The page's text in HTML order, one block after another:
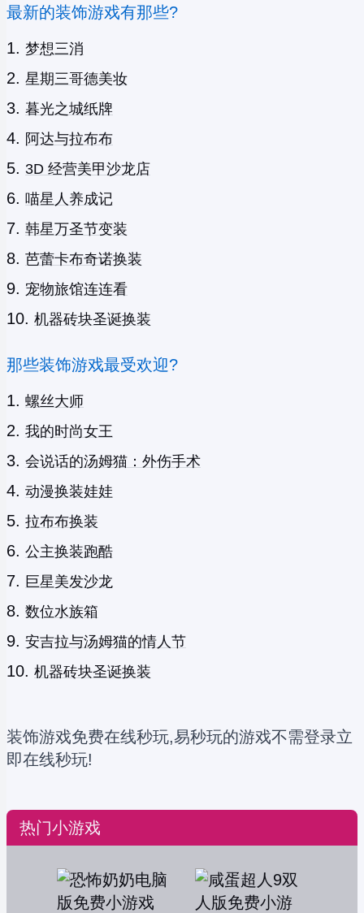
最新的装饰游戏有那些?
梦想三消
星期三哥德美妆
暮光之城纸牌
阿达与拉布布
3D 经营美甲沙龙店
喵星人养成记
韩星万圣节变装
芭蕾卡布奇诺换装
宠物旅馆连连看
机器砖块圣诞换装
那些装饰游戏最受欢迎?
螺丝大师
我的时尚女王
会说话的汤姆猫：外伤手术
动漫换装娃娃
拉布布换装
公主换装跑酷
巨星美发沙龙
数位水族箱
安吉拉与汤姆猫的情人节
机器砖块圣诞换装
装饰游戏免费在线秒玩,易秒玩的游戏不需登录立
即在线秒玩!
热门小游戏